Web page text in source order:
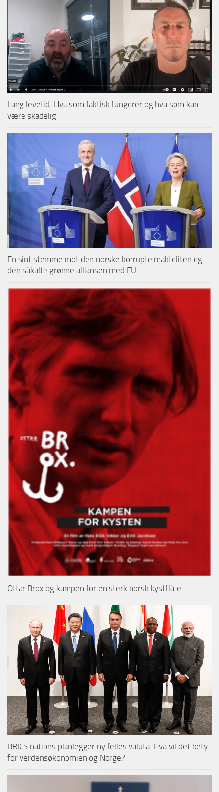
Lang levetid: Hva som faktisk fungerer og hva som kan
være skadelig
En sint stemme mot den norske korrupte makteliten og
den såkalte grønne alliansen med EU
Ottar Brox og kampen for en sterk norsk kystflåte
BRICS nations planlegger ny felles valuta: Hva vil det bety
for verdensøkonomien og Norge?